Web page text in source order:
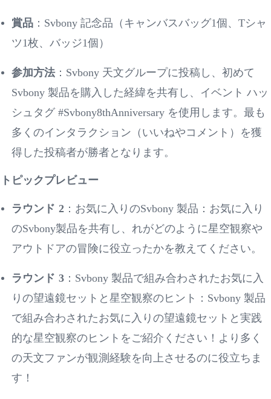
賞品 ： Svbony 記念品（キャンバスバッグ1個、Tシャ
ツ1枚、バッジ1個）
参加方法： Svbony 天文グループに投稿し、初めて
Svbony 製品を購入した経緯を共有し、イベント ハッ
シュタグ #Svbony8thAnniversary を使用します。最も
多くのインタラクション（いいねやコメント）を獲
得した投稿者が勝者となります。
トピックプレビュー
ラウンド 2 ：お気に入りのSvbony 製品：お気に入り
のSvbony製品を共有し、れがどのように星空観察や
アウトドアの冒険に役立ったかを教えてください。
ラウンド 3 ： Svbony 製品で組み合わされたお気に入
りの望遠鏡セットと星空観察のヒント：Svbony 製品
で組み合わされたお気に入りの望遠鏡セットと実践
的な星空観察のヒントをご紹介ください！より多く
の天文ファンが観測経験を向上させるのに役立ちま
す！